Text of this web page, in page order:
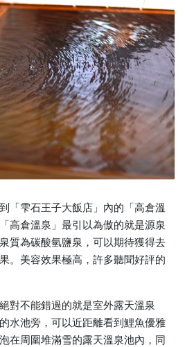
「雫石王子大飯店」內的「高倉溫
高倉溫泉」最引以為傲的就是源泉
質為碳酸氫鹽泉，可以期待獲得去
。美容效果極高，許多聽聞好評的
對不能錯過的就是室外露天溫泉
水池旁，可以近距離看到鯉魚優雅
在周圍堆滿雪的露天溫泉池內，同